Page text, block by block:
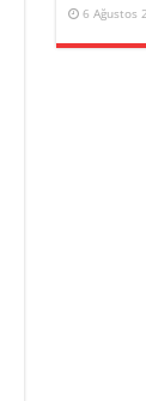
6 Ağustos